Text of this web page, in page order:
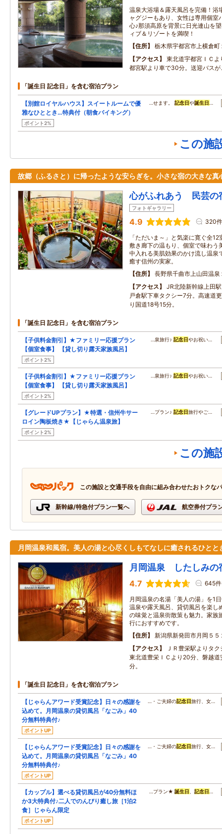
温泉大浴場＆露天風呂を完備！浴
ャグジーもあり、女性は専用個室
心♪那須高原を背景に日光連山を
ィブ＆リゾートを満喫！
住所
栃木県宇都宮市上横倉町
アクセス
東北道宇都宮ＩＣ
都宮駅より車で30分。送迎バス
「誕生日 記念日」を含む宿泊プラン
【別館ロイヤルハウス】スイートルームで優
雅なひととき…特典付（朝食バイキング）
ポイント2%
…せます。記念日や誕生日 …
この施
故郷（ふるさと）に帰ったような安らぎを。小さな宿の大きな真
心がふれあう 民芸の
フォトギャラリー
4.9 320件
「ただいま～」と気楽に寛ぐ全
敷き廊下の温もり、個室で味わう
中入れる美肌効果のかけ流し温泉
癒す信州の実家。
住所
長野県千曲市上山田温泉
アクセス
JR北陸新幹線上田
戸倉駅下車タクシー7分。高速道
り国道18号15分。
「誕生日 記念日」を含む宿泊プラン
【子供料金割引】★ファミリー応援プラン
【個室食事】 【貸し切り露天家族風呂】
ポイント2%
…泉旅行♪ 記念日やお祝い…
【子供料金割引】★ファミリー応援プラン
【個室食事】 【貸し切り露天家族風呂】
ポイント2%
…泉旅行♪ 記念日やお祝い…
【グレードUPプラン】★特選・信州牛サー
ロイン陶板焼き★【じゃらん温泉旅】
ポイント2%
…プラン♪ 記念日旅行やご…
この施
この施設と交通手段を自由に組み合わせたおトクな
新幹線/特急付プラン一覧へ 航空券付プラ
月岡温泉和風宿。美人の湯と心尽くしもてなしに癒されるひとと
月岡温泉 したしみ
4.7 645件
月岡温泉の名湯「美人の湯」を1
温泉や露天風呂、貸切風呂を楽し
の味覚と温泉街散策も魅力。家族
行におすすめです。
住所
新潟県新発田市月岡５５
アクセス
ＪＲ豊栄駅よりタ
東北道豊栄ＩＣより20分、磐越
分。
「誕生日 記念日」を含む宿泊プラン
【じゃらんアワード受賞記念】日々の感謝を
込めて。月岡温泉の貸切風呂「なごみ」40
分無料特典付♪
ポイントUP
…・ご夫婦の記念日旅行、女…
【じゃらんアワード受賞記念】日々の感謝を
込めて。月岡温泉の貸切風呂「なごみ」40
分無料特典付♪
ポイントUP
…・ご夫婦の記念日旅行、女…
【カップル】選べる貸切風呂が40分無料ほ
か3大特典付♪二人でのんびり癒し旅［1泊2
食］じゃらん限定
ポイントUP
…プラン★誕生日 、記念日 …